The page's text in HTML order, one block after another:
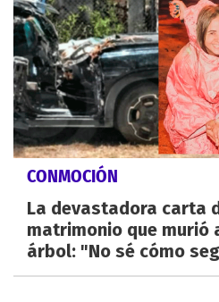
CONMOCIÓN
La devastadora carta
matrimonio que murió
árbol: "No sé cómo